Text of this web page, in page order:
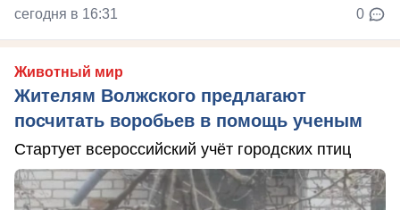
сегодня в 16:31 0
Животный мир
Жителям Волжского предлагают
посчитать воробьев в помощь ученым
Стартует всероссийский учёт городских птиц